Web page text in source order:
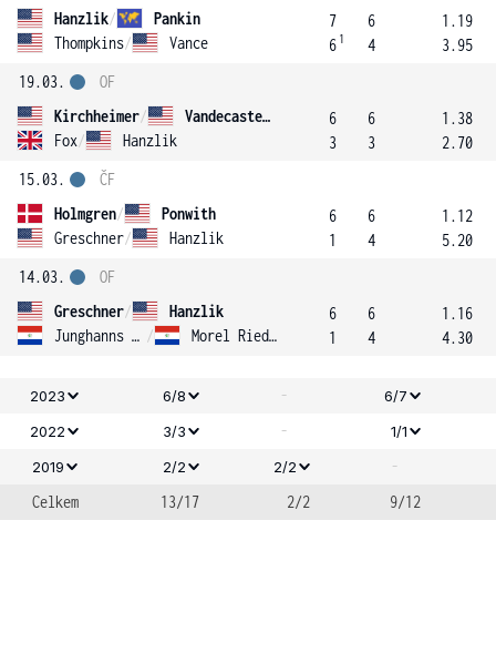
Hanzlik/
Pankin
Thompkins/ Vance
7
6 1
6
4
1.19
3.95
19.03.
Kirchheimer/
Vandecasteele
Fox/ Hanzlik
OF
6
3
6
3
1.38
2.70
15.03.
Holmgren/
Ponwith
Greschner/ Hanzlik
ČF
6
1
6
4
1.12
5.20
14.03.
Greschner/
Hanzlik
Junghanns Dietze / Morel Rieder
OF
6
1
6
4
1.16
4.30
2023 6/8 -
6/7
2022
3/3 - 1/1
2019
2/2 2/2
-
Celkem
13/17 2/2 9/12